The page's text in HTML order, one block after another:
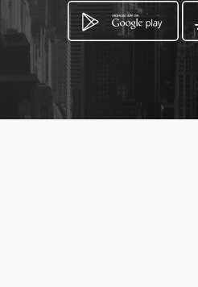
San Pedro, Valle del Cauca